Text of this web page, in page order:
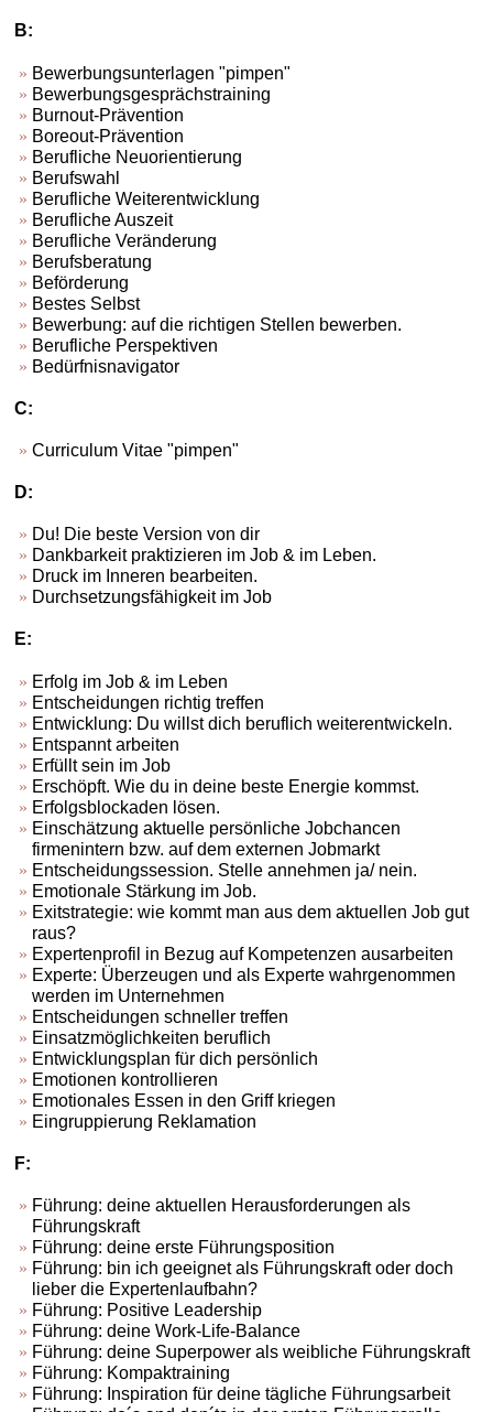
B:
Bewerbungsunterlagen "pimpen"
Bewerbungsgesprächstraining
Burnout-Prävention
Boreout-Prävention
Berufliche Neuorientierung
Berufswahl
Berufliche Weiterentwicklung
Berufliche Auszeit
Berufliche Veränderung
Berufsberatung
Beförderung
Bestes Selbst
Bewerbung: auf die richtigen Stellen bewerben.
Berufliche Perspektiven
Bedürfnisnavigator
C:
Curriculum Vitae "pimpen"
D:
Du! Die beste Version von dir
Dankbarkeit praktizieren im Job & im Leben.
Druck im Inneren bearbeiten.
Durchsetzungsfähigkeit im Job
E:
Erfolg im Job & im Leben
Entscheidungen richtig treffen
Entwicklung: Du willst dich beruflich weiterentwickeln.
Entspannt arbeiten
Erfüllt sein im Job
Erschöpft. Wie du in deine beste Energie kommst.
Erfolgsblockaden lösen.
Einschätzung aktuelle persönliche Jobchancen
firmenintern bzw. auf dem externen Jobmarkt
Entscheidungssession. Stelle annehmen ja/ nein.
Emotionale Stärkung im Job.
Exitstrategie: wie kommt man aus dem aktuellen Job gut
raus?
Expertenprofil in Bezug auf Kompetenzen ausarbeiten
Experte: Überzeugen und als Experte wahrgenommen
werden im Unternehmen
Entscheidungen schneller treffen
Einsatzmöglichkeiten beruflich
Entwicklungsplan für dich persönlich
Emotionen kontrollieren
Emotionales Essen in den Griff kriegen
Eingruppierung Reklamation
F:
Führung: deine aktuellen Herausforderungen als
Führungskraft
Führung: deine erste Führungsposition
Führung: bin ich geeignet als Führungskraft oder doch
lieber die Expertenlaufbahn?
Führung: Positive Leadership
Führung: deine Work-Life-Balance
Führung: deine Superpower als weibliche Führungskraft
Führung: Kompaktraining
Führung: Inspiration für deine tägliche Führungsarbeit